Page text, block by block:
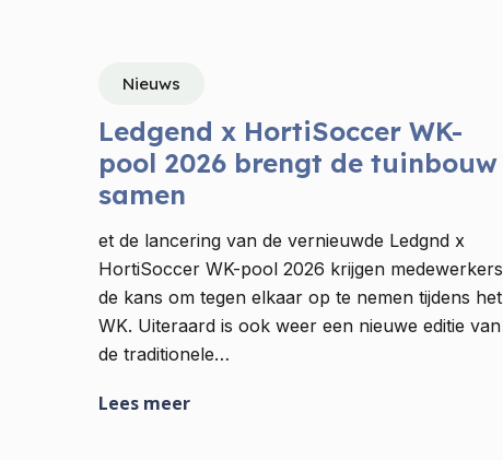
Nieuws
Ledgend x HortiSoccer WK-
pool 2026 brengt de tuinbouw
samen
et de lancering van de vernieuwde Ledgnd x
HortiSoccer WK-pool 2026 krijgen medewerkers
de kans om tegen elkaar op te nemen tijdens het
WK. Uiteraard is ook weer een nieuwe editie van
de traditionele…
Lees meer